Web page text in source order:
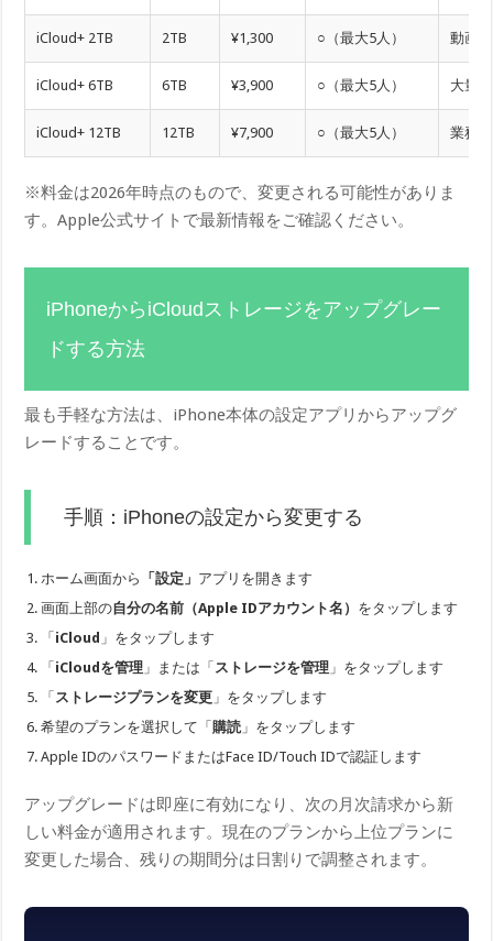
iCloud+ 2TB 2TB ¥1,300 ○（最大5人） 動画
iCloud+ 6TB 6TB ¥3,900 ○（最大5人） 大量
iCloud+ 12TB 12TB ¥7,900 ○（最大5人） 業務
※料金は2026年時点のもので、変更される可能性がありま
す。Apple公式サイトで最新情報をご確認ください。
iPhoneからiCloudストレージをアップグレー
ドする方法
最も手軽な方法は、iPhone本体の設定アプリからアップグ
レードすることです。
手順：iPhoneの設定から変更する
ホーム画面から 「設定」 アプリを開きます
画面上部の自分の名前（Apple IDアカウント名） をタップします
「iCloud 」をタップします
「iCloudを管理 」または「 ストレージを管理 」をタップします
「 ストレージプランを変更 」をタップします
希望のプランを選択して「購読 」をタップします
Apple IDのパスワードまたはFace ID/Touch IDで認証します
アップグレードは即座に有効になり、次の月次請求から新
しい料金が適用されます。現在のプランから上位プランに
変更した場合、残りの期間分は日割りで調整されます。